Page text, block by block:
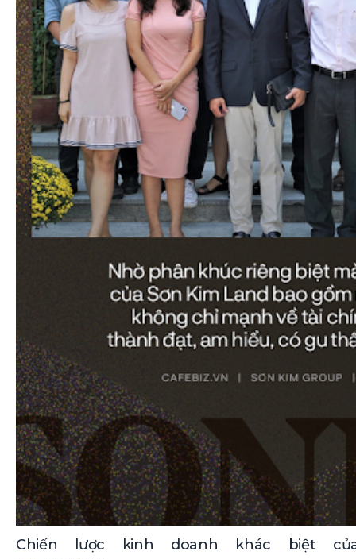
Chiến lược kinh doanh khác biệt